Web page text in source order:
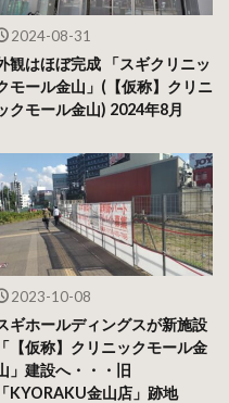
2024-08-31
観はほぼ完成 「スギクリニッ
モール金山」(【仮称】クリニ
クモール金山) 2024年8月
2023-10-08
ギホールディングスが新施設
「【仮称】クリニックモール金
」建設へ・・・旧
「KYORAKU金山店」跡地